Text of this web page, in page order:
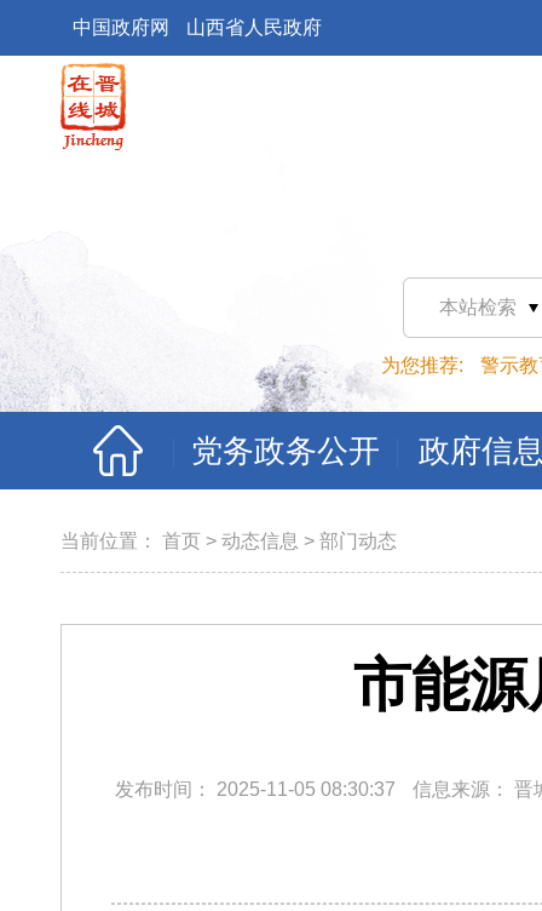
中国政府网 山西省人民政府
本站检索
为您推荐: 警示教
党务政务公开 政府信
当前位置： 首页 > 动态信息 > 部门动态
市能
发布时间： 2025-11-05 08:30:37 信息来源： 晋